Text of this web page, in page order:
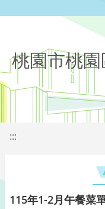
桃園市桃
:::
115年1-2月午餐菜